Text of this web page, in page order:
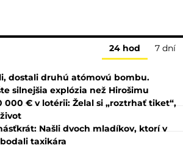
24 hod 7 dní
dostali druhú atómovú bombu.
silnejšia explózia než Hirošimu
000 € v lotérii: Želal si „roztrhať tiket“,
Našli dvoch mladíkov, ktorí v
taxikára